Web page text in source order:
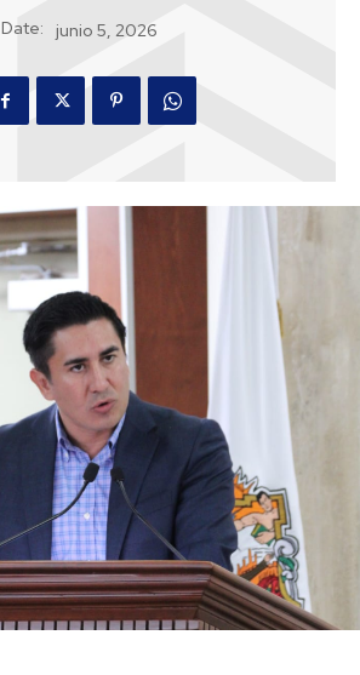
Date: junio 5, 2026